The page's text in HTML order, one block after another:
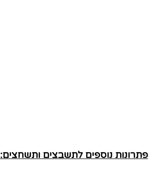
פתרונות נוספים לתשבצים ותשחצים: